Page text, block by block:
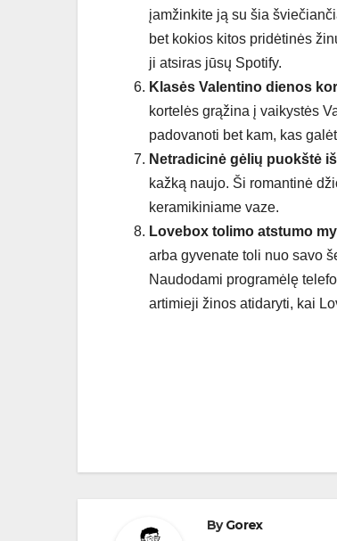
įamžinkite ją su šia
bet kokios kitos pridėtinės
ji atsiras jūsų Spotify.
Klasės Valentino dienos
kortelės grąžina į vaikystės
padovanoti bet kam, kas
Netradicinė gėlių puokštė
kažką naujo. Ši romantinė
keramikiniame vaze.
Lovebox tolimo atstumo
arba gyvenate toli nuo savo
Naudodami programėlę
artimieji žinos atidaryti, kai
įrašų
ByGorex